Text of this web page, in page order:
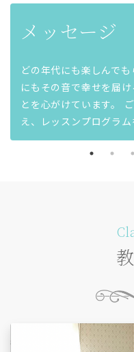
メッセージ
どの年代にも楽しんで
にもその音で幸せを届
とを心がけています。
え、レッスンプログラム